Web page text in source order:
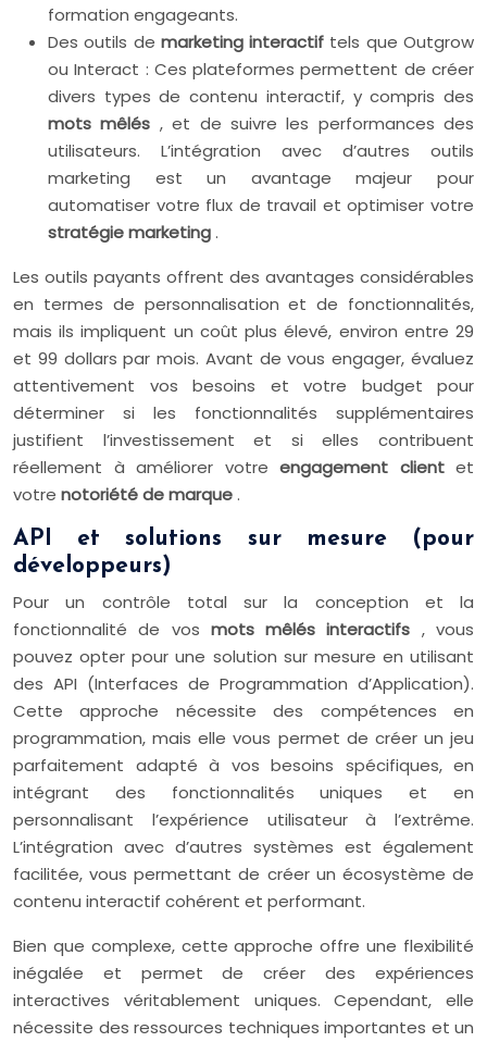
formation engageants.
Des outils de marketing interactif tels que Outgrow
ou Interact : Ces plateformes permettent de créer
divers types de contenu interactif, y compris des
mots mêlés , et de suivre les performances des
utilisateurs. L’intégration avec d’autres outils
marketing est un avantage majeur pour
automatiser votre flux de travail et optimiser votre
stratégie marketing.
Les outils payants offrent des avantages considérables
en termes de personnalisation et de fonctionnalités,
mais ils impliquent un coût plus élevé, environ entre 29
et 99 dollars par mois. Avant de vous engager, évaluez
attentivement vos besoins et votre budget pour
déterminer si les fonctionnalités supplémentaires
justifient l’investissement et si elles contribuent
réellement à améliorer votre engagement client et
votre notoriété de marque.
API et solutions sur mesure (pour
développeurs)
Pour un contrôle total sur la conception et la
fonctionnalité de vos mots mêlés interactifs , vous
pouvez opter pour une solution sur mesure en utilisant
des API (Interfaces de Programmation d’Application).
Cette approche nécessite des compétences en
programmation, mais elle vous permet de créer un jeu
parfaitement adapté à vos besoins spécifiques, en
intégrant des fonctionnalités uniques et en
personnalisant l’expérience utilisateur à l’extrême.
L’intégration avec d’autres systèmes est également
facilitée, vous permettant de créer un écosystème de
contenu interactif cohérent et performant.
Bien que complexe, cette approche offre une flexibilité
inégalée et permet de créer des expériences
interactives véritablement uniques. Cependant, elle
nécessite des ressources techniques importantes et un